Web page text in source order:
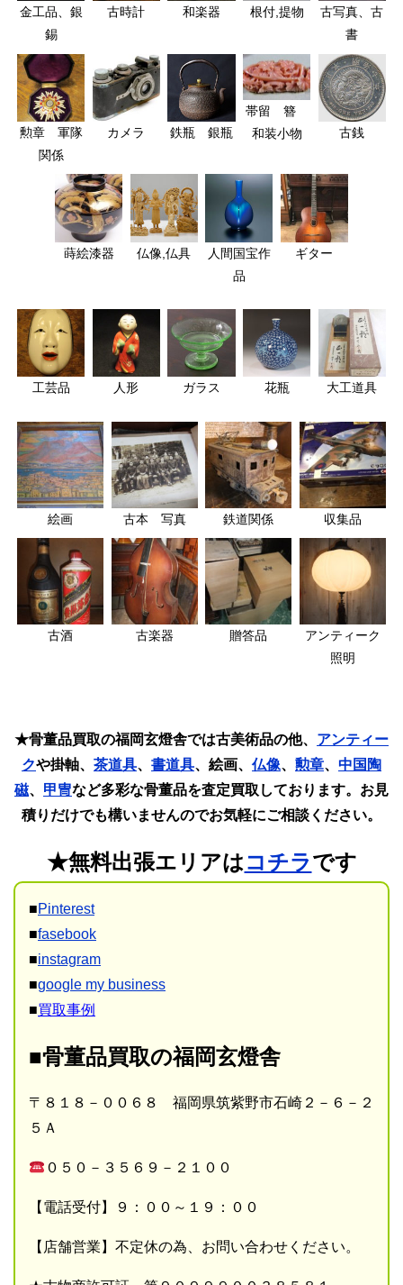
金工品、銀
錫
古時計 和楽器 根付,提物
古写真、古
書
勲章 軍隊
関係
カメラ 鉄瓶 銀瓶
帯留 簪
和装小物
古銭
蒔絵漆器 仏像,仏具
人間国宝作
品
ギター
工芸品 人形 ガラス 花瓶 大工道具
絵画 古本 写真 鉄道関係 収集品
古酒 古楽器 贈答品
アンティーク
照明
★骨董品買取の福岡玄燈舎では古美術品の他、 アンティー
クや掛軸、 茶道具、 書道具、絵画、 仏像、 勲章、 中国陶
磁、 甲冑など多彩な骨董品を査定買取しております。お見
積りだけでも構いませんのでお気軽にご相談ください。
★無料出張エリアはコチラです
■Pinterest
■fasebook
■instagram
■google my business
■買取事例
■骨董品買取の福岡玄燈舎
〒８１８－００６８ 福岡県筑紫野市石崎２－６－２
５Ａ
０５０－３５６９－２１００
【電話受付】９：００～１９：００
【店舗営業】不定休の為、お問い合わせください。